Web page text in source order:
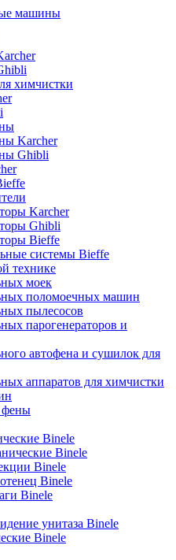
машины
химчистки
Karcher
Ghibli
Karcher
Ghibli
Bieffe
системы Bieffe
технике
моек
поломоечных машин
пылесосов
парогенераторов и
автофена и сушилок для
аппаратов для химчистки
фены
Binele
Binele
Binele
Binele
Binele
унитаза Binele
Binele